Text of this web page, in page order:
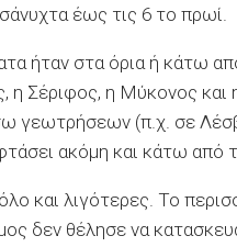
έως τις 6 το πρωί.
ήταν στα όρια ή κάτω
Σέριφος, η Μύκονος και
γεωτρήσεων (π.χ. σε
ακόμη και κάτω από
και λιγότερες. Το
δεν θέλησε να